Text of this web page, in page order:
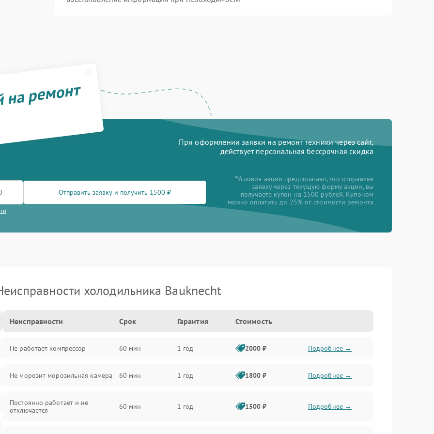
ремонт
При оформлении заявки на ремонт техники через сайт,
действует персональная бессрочная скидка
Отправить заявку и получить 1500 ₽
*Условия акции предполагают, что отправляя
заявку через текущую форму акции, вы
получаете купон на 1500 рублей. Купоном
можно оплатить до 25% от стоимости ремонта
холодильника Bauknecht
Неисправности Срок Гарантия Стоимость
Не работает компрессор 60 мин 1 год 2000 ₽ Подробнее →
Не морозит морозильная камера 60 мин 1 год 1800 ₽ Подробнее →
Постоянно работает и не
отключается
60 мин 1 год 1500 ₽ Подробнее →